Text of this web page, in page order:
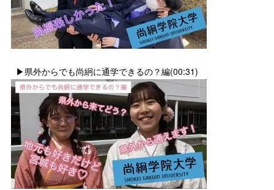
▶県外からでも尚絅に通学できるの？編(00:31)